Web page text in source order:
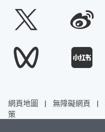
網頁地圖 | 無障礙網頁 |
策